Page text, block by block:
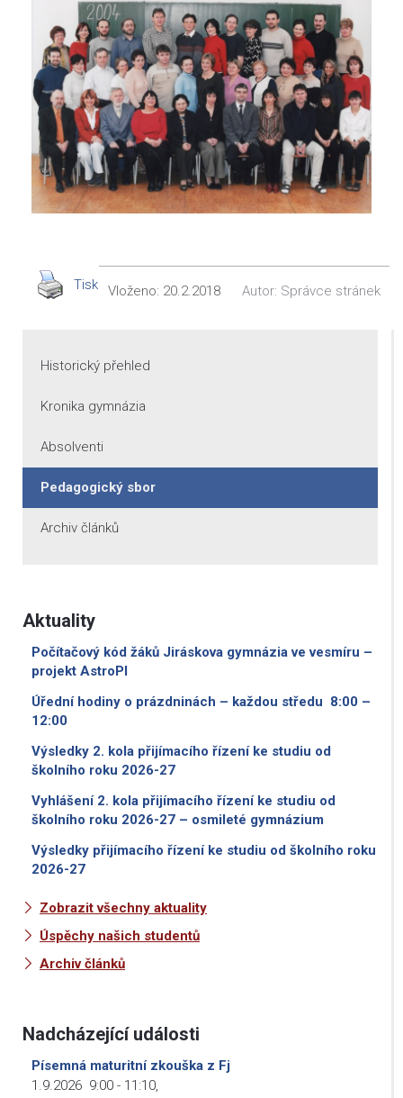
Tisk Vloženo: 20.2.2018 Autor: Správce stránek
Historický přehled
Kronika gymnázia
Absolventi
Pedagogický sbor
Archiv článků
Aktuality
Počítačový kód žáků Jiráskova gymnázia ve vesmíru –
projekt AstroPI
Úřední hodiny o prázdninách – každou středu 8:00 –
12:00
Výsledky 2. kola přijímacího řízení ke studiu od
školního roku 2026-27
Vyhlášení 2. kola přijímacího řízení ke studiu od
školního roku 2026-27 – osmileté gymnázium
Výsledky přijímacího řízení ke studiu od školního roku
2026-27
Zobrazit všechny aktuality
Úspěchy našich studentů
Archiv článků
Nadcházející události
Písemná maturitní zkouška z Fj
1.9.2026 9:00 - 11:10,